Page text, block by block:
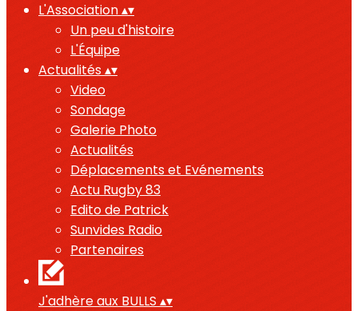
L'Association▴▾
Un peu d'histoire
L'Équipe
Actualités▴▾
Video
Sondage
Galerie Photo
Actualités
Déplacements et Evénements
Actu Rugby 83
Edito de Patrick
Sunvides Radio
Partenaires
J'adhère aux BULLS ▴▾